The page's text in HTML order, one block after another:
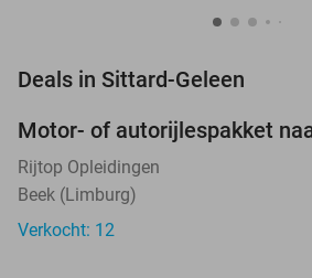
Deals in Sittard-Geleen
Motor- of autorijlespakket
Rijtop Opleidingen
Beek (Limburg)
Verkocht: 12